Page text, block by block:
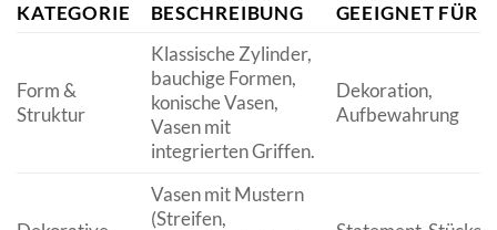
KATEGORIE BESCHREIBUNG GEEIGNET FÜR
Form &
Struktur
Klassische Zylinder,
bauchige Formen,
konische Vasen,
Vasen mit
integrierten Griffen.
Dekoration,
Aufbewahrung
Vasen mit Mustern
(Streifen,